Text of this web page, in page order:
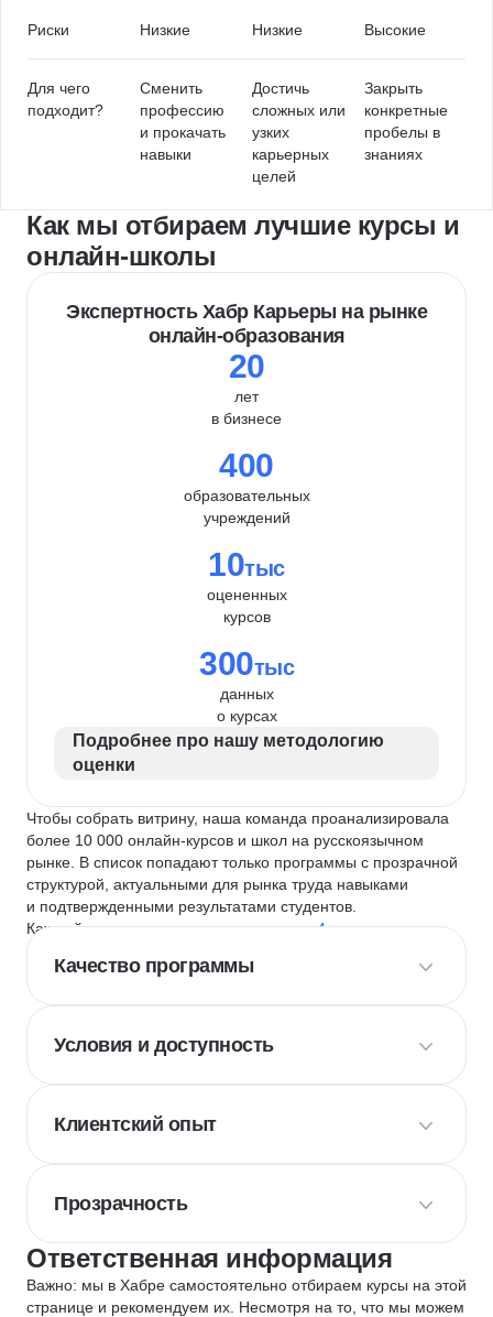
Риски Низкие Низкие Высокие
Для чего
подходит?
Сменить
профессию
и прокачать
навыки
Достичь
сложных или
узких
карьерных
целей
Закрыть
конкретные
пробелы в
знаниях
Как мы отбираем лучшие курсы и
онлайн-школы
Экспертность Хабр Карьеры на рынке
онлайн-образования
20
лет
в бизнесе
400
образовательных
учреждений
10тыс
оцененных
курсов
300тыс
данных
о курсах
Подробнее про нашу методологию
оценки
Чтобы собрать витрину, наша команда проанализировала
более 10 000 онлайн-курсов и школ на русскоязычном
рынке. В список попадают только программы с прозрачной
структурой, актуальными для рынка труда навыками
и подтвержденными результатами студентов.
Каждый курс и школу мы оцениваем по
4 критериям
Качество программы
Условия и доступность
Клиентский опыт
Прозрачность
Ответственная информация
Важно: мы в Хабре самостоятельно отбираем курсы на этой
странице и рекомендуем их. Несмотря на то, что мы можем